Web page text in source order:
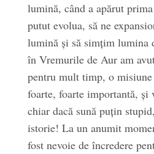
lumină, când a apărut
putut evolua, să ne
lumină și să simțim
în Vremurile de Aur am
pentru mult timp, o
foarte, foarte importantă, și
chiar dacă sună puțin
istorie! La un anumit
fost nevoie de încredere